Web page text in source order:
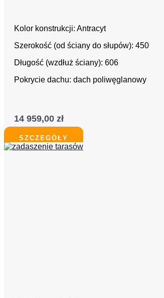
Kolor konstrukcji: Antracyt
Szerokość (od ściany do słupów): 450
Długość (wzdłuż ściany): 606
Pokrycie dachu: dach poliwęglanowy
14 959,00 zł
SZCZEGÓŁY